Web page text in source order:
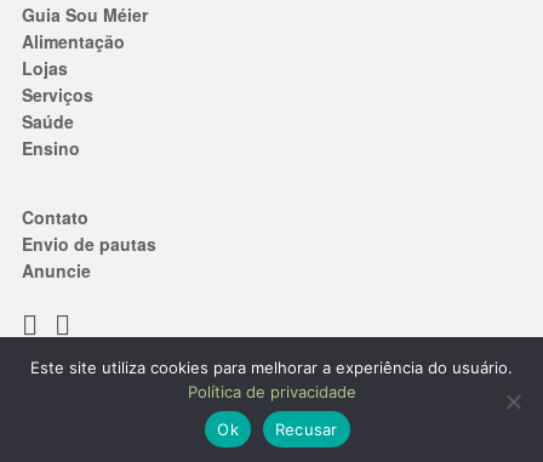
Guia Sou Méier
Alimentação
Lojas
Serviços
Saúde
Ensino
Contato
Envio de pautas
Anuncie
Termos de Uso|Política de privacidade
® 2019. Todos os direitos reservados.
Este site utiliza cookies para melhorar a experiência do usuário.
Política de privacidade
Ok
Recusar